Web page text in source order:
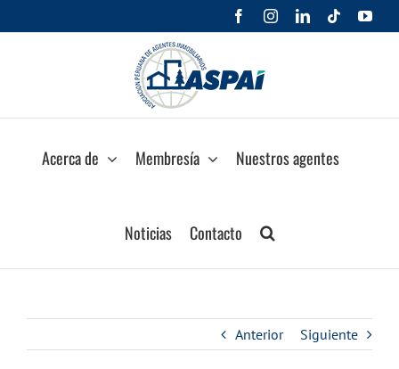
al
FacebookInstagramLinkedIn
Tiktok
Acerca de Membresía Nuestros agentes
Noticias Contacto
Anterior Siguiente